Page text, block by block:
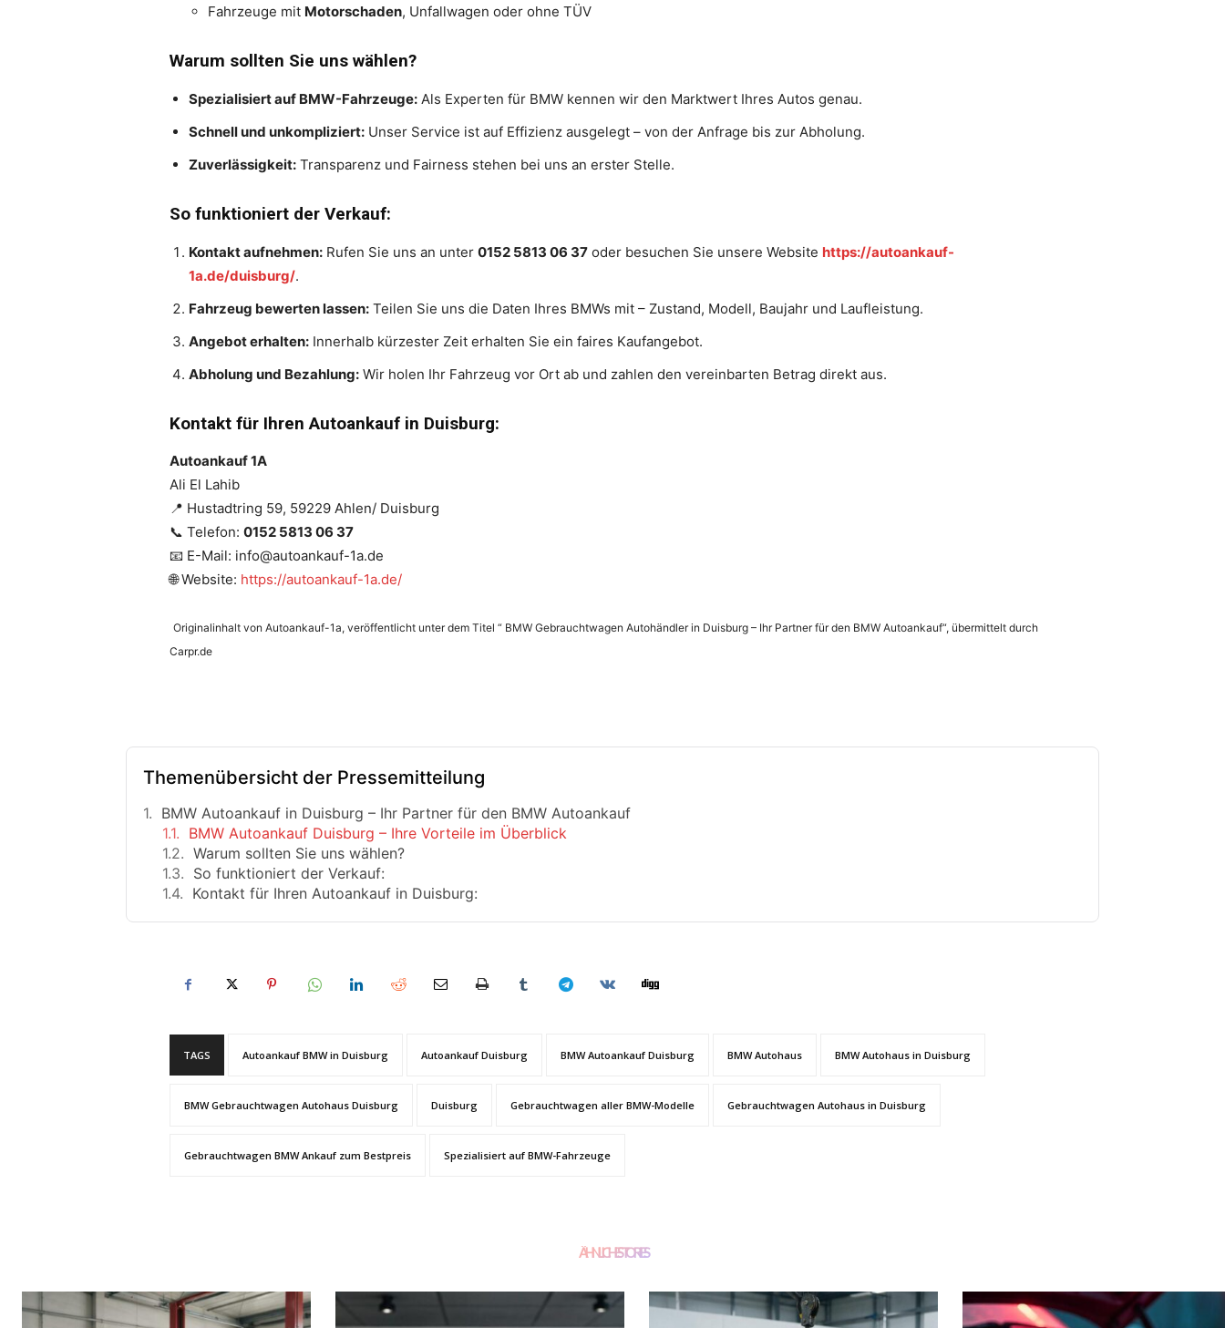
Fahrzeuge mit Motorschaden, Unfallwagen oder ohne TÜV
Warum sollten Sie uns wählen?
Spezialisiert auf BMW-Fahrzeuge: Als Experten für BMW kennen wir den Marktwert Ihres Autos genau.
Schnell und unkompliziert: Unser Service ist auf Effizienz ausgelegt – von der Anfrage bis zur Abholung.
Zuverlässigkeit: Transparenz und Fairness stehen bei uns an erster Stelle.
So funktioniert der Verkauf:
Kontakt aufnehmen: Rufen Sie uns an unter 0152 5813 06 37 oder besuchen Sie unsere Website https://autoankauf-
1a.de/duisburg/.
Fahrzeug bewerten lassen: Teilen Sie uns die Daten Ihres BMWs mit – Zustand, Modell, Baujahr und Laufleistung.
Angebot erhalten: Innerhalb kürzester Zeit erhalten Sie ein faires Kaufangebot.
Abholung und Bezahlung: Wir holen Ihr Fahrzeug vor Ort ab und zahlen den vereinbarten Betrag direkt aus.
Kontakt für Ihren Autoankauf in Duisburg:
Autoankauf 1A
Ali El Lahib
📍 Hustadtring 59, 59229 Ahlen/ Duisburg
📞 Telefon: 0152 5813 06 37
📧 E-Mail: info@autoankauf-1a.de
🌐 Website: https://autoankauf-1a.de/
Originalinhalt von Autoankauf-1a, veröffentlicht unter dem Titel “ BMW Gebrauchtwagen Autohändler in Duisburg – Ihr Partner für den BMW Autoankauf“, übermittelt durch
Carpr.de
Themenübersicht der Pressemitteilung
BMW Autoankauf in Duisburg – Ihr Partner für den BMW Autoankauf
BMW Autoankauf Duisburg – Ihre Vorteile im Überblick
Warum sollten Sie uns wählen?
So funktioniert der Verkauf:
Kontakt für Ihren Autoankauf in Duisburg:
TAGS Autoankauf BMW in Duisburg Autoankauf Duisburg BMW Autoankauf Duisburg BMW Autohaus BMW Autohaus in Duisburg
BMW Gebrauchtwagen Autohaus Duisburg Duisburg Gebrauchtwagen aller BMW-Modelle Gebrauchtwagen Autohaus in Duisburg
Gebrauchtwagen BMW Ankauf zum Bestpreis Spezialisiert auf BMW-Fahrzeuge
ÄHNLICHE STORIES